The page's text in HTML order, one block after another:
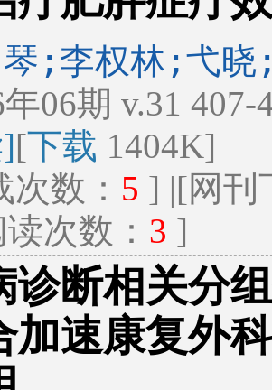
琴;李权林;弋
年06期 v.31
[下载 1404K]
次数： 5 ] |[网刊
次数： 3 ]
诊断相关分
加速康复外